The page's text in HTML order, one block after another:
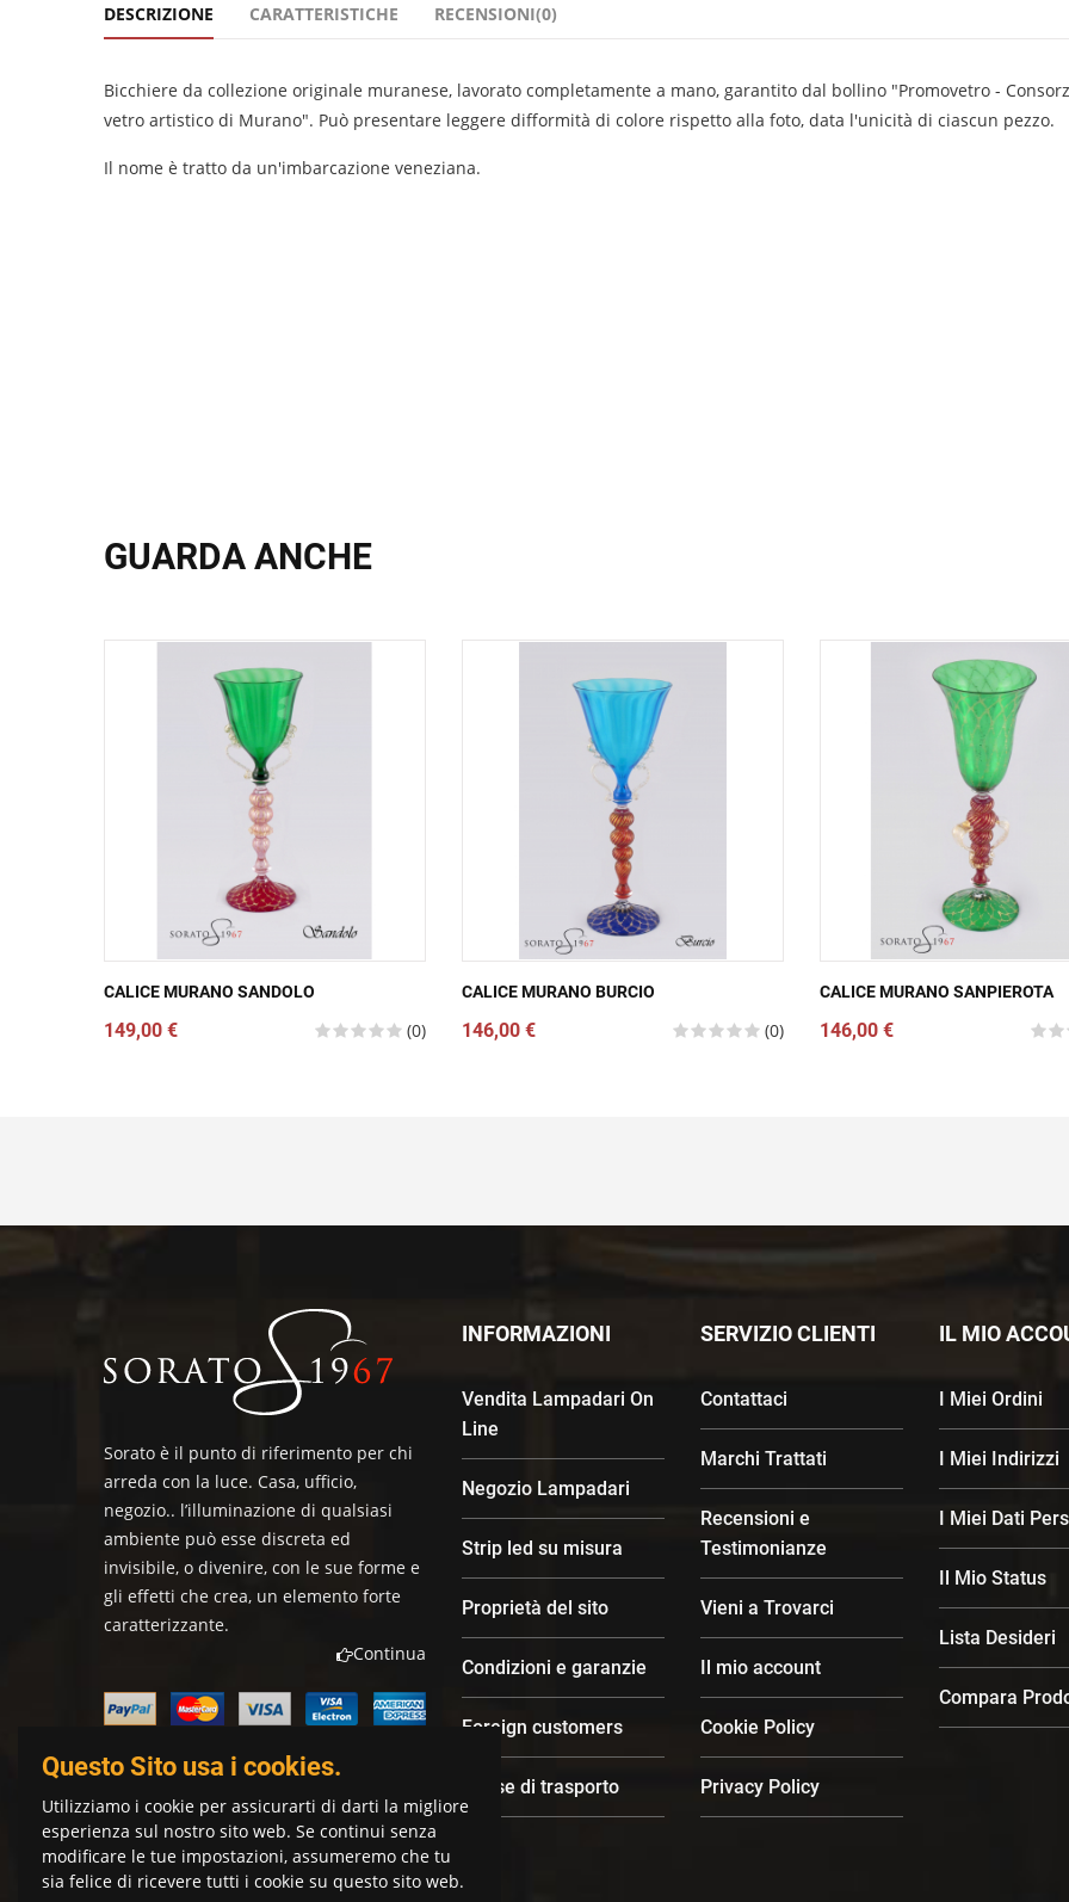
DESCRIZIONE CARATTERISTICHE RECENSIONI(0)
Bicchiere da collezione originale muranese, lavorato completamente a mano, garantito dal bollino "Promovetro -
vetro artistico di Murano". Può presentare leggere difformità di colore rispetto alla foto, data l'unicità di ciascun pezzo.
Il nome è tratto da un'imbarcazione veneziana.
GUARDA ANCHE
CALICE MURANO SANDOLO
149,00 € (0)
CALICE MURANO BURCIO
146,00 € (0)
CALICE MURANO SANPIEROTA
146,00 €
Sorato è il punto di riferimento per chi
arreda con la luce. Casa, ufficio,
negozio.. l’illuminazione di qualsiasi
ambiente può esse discreta ed
invisibile, o divenire, con le sue forme e
gli effetti che crea, un elemento forte
caratterizzante.
Continua
INFORMAZIONI
Vendita Lampadari On
Line
Negozio Lampadari
Strip led su misura
Proprietà del sito
Condizioni e garanzie
Foreign customers
Spese di trasporto
SERVIZIO CLIENTI
Contattaci
Marchi Trattati
Recensioni e
Testimonianze
Vieni a Trovarci
Il mio account
Cookie Policy
Privacy Policy
IL MIO
I Miei Ordini
I Miei Indirizzi
I Miei Dati
Il Mio Status
Lista Desideri
Compara
Questo Sito usa i cookies.
Utilizziamo i cookie per assicurarti di darti la migliore
esperienza sul nostro sito web. Se continui senza
modificare le tue impostazioni, assumeremo che tu
sia felice di ricevere tutti i cookie su questo sito web.